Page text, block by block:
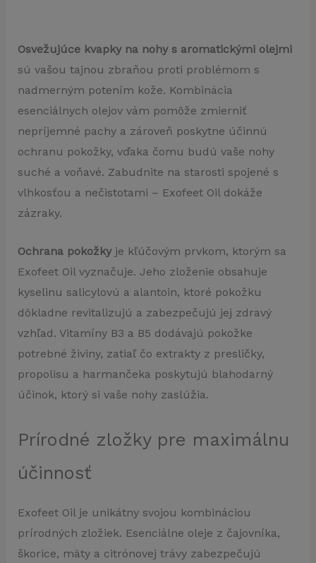
Osvežujúce kvapky na nohy s aromatickými olejmi
sú vašou tajnou zbraňou proti problémom s
nadmerným potením kože. Kombinácia
esenciálnych olejov vám pomôže zmierniť
nepríjemné pachy a zároveň poskytne účinnú
ochranu pokožky, vďaka čomu budú vaše nohy
suché a voňavé. Zabudnite na starosti spojené s
vlhkosťou a nečistotami – Exofeet Oil dokáže
zázraky.
Ochrana pokožkyje kľúčovým prvkom, ktorým sa
Exofeet Oil vyznačuje. Jeho zloženie obsahuje
kyselinu salicylovú a alantoin, ktoré pokožku
dôkladne revitalizujú a zabezpečujú jej zdravý
vzhľad. Vitamíny B3 a B5 dodávajú pokožke
potrebné živiny, zatiaľ čo extrakty z presličky,
propolisu a harmančeka poskytujú blahodarný
účinok, ktorý si vaše nohy zaslúžia.
Prírodné zložky pre maximálnu
účinnosť
Exofeet Oil je unikátny svojou kombináciou
prírodných zložiek. Esenciálne oleje z čajovníka,
škorice, mäty a citrónovej trávy zabezpečujú